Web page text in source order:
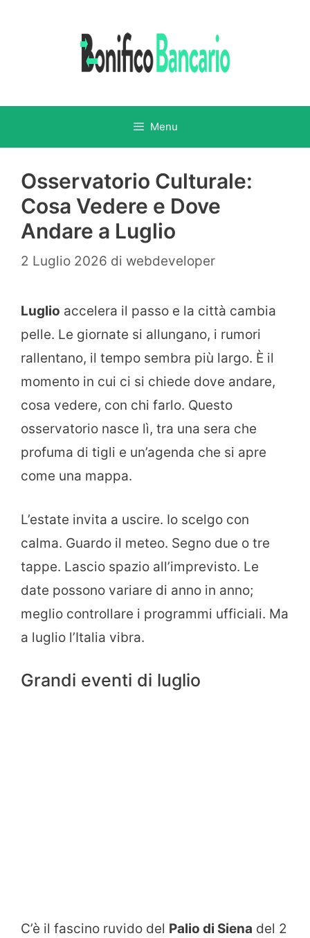
Menu
Osservatorio Culturale:
Cosa Vedere e Dove
Andare a Luglio
2 Luglio 2026 di webdeveloper
Luglio accelera il passo e la città cambia
pelle. Le giornate si allungano, i rumori
rallentano, il tempo sembra più largo. È il
momento in cui ci si chiede dove andare,
cosa vedere, con chi farlo. Questo
osservatorio nasce lì, tra una sera che
profuma di tigli e un’agenda che si apre
come una mappa.
L’estate invita a uscire. Io scelgo con
calma. Guardo il meteo. Segno due o tre
tappe. Lascio spazio all’imprevisto. Le
date possono variare di anno in anno;
meglio controllare i programmi ufficiali. Ma
a luglio l’Italia vibra.
Grandi eventi di luglio
C’è il fascino ruvido del Palio di Siena del 2